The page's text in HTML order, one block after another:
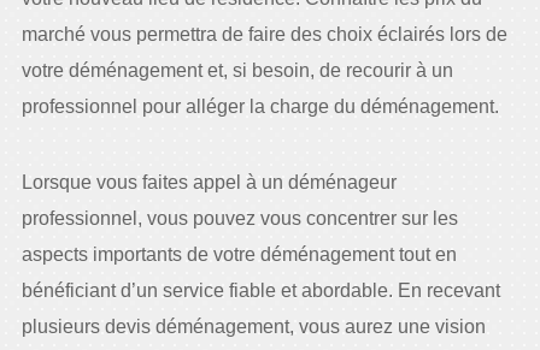
marché vous permettra de faire des choix éclairés lors de
votre déménagement et, si besoin, de recourir à un
professionnel pour alléger la charge du déménagement.
Lorsque vous faites appel à un déménageur
professionnel, vous pouvez vous concentrer sur les
aspects importants de votre déménagement tout en
bénéficiant d’un service fiable et abordable. En recevant
plusieurs devis déménagement, vous aurez une vision